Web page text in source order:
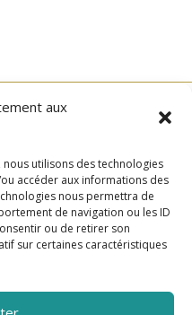
aux
utilisons des technologies
accéder aux informations des
nous permettra de
de navigation ou les ID
ou de retirer son
sur certaines caractéristiques